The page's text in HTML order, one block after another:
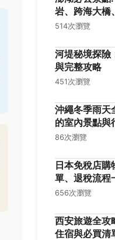
岩、跨海大橋
514次瀏覽
河堤秘境探險
與完整攻略
451次瀏覽
沖繩冬季雨天
的室內景點與
86次瀏覽
日本免稅店
單、退稅流程
656次瀏覽
西安旅遊全攻
住宿與必買清